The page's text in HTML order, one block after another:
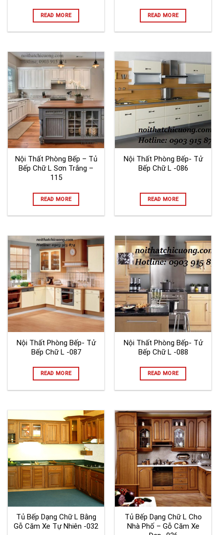
READ MORE READ MORE
Nội Thất Phòng Bếp – Tủ
Bếp Chữ L Sơn Trắng –
115
READ MORE
Nội Thất Phòng Bếp- Tử
Bếp Chữ L -086
READ MORE
Nội Thất Phòng Bếp- Tử
Bếp Chữ L -087
READ MORE
Nội Thất Phòng Bếp- Tử
Bếp Chữ L -088
READ MORE
Tủ Bếp Dạng Chữ L Bằng
Gỗ Căm Xe Tự Nhiên -032
Tủ Bếp Dạng Chữ L Cho
Nhà Phố – Gỗ Căm Xe